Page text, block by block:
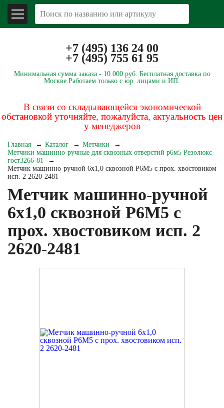
+7 (495) 136 24 00
+7 (495) 755 61 95
Минимальная сумма заказа - 10 000 руб. Бесплатная доставка по
Москве.Работаем только с юр. лицами и ИП.
В связи со складывающейся экономической
обстановкой уточняйте, пожалуйста, актуальность цен
у менеджеров
Главная Каталог
Метчики
Метчики машинно-ручные для сквозных отверстий р6м5 Резолюкс
гост3266-81
Метчик машинно-ручной 6х1,0 сквозной Р6М5 с прох. хвостовиком
исп. 2 2620-2481
Метчик машинно-ручной
6х1,0 сквозной Р6М5 с
прох. хвостовиком исп. 2
2620-2481